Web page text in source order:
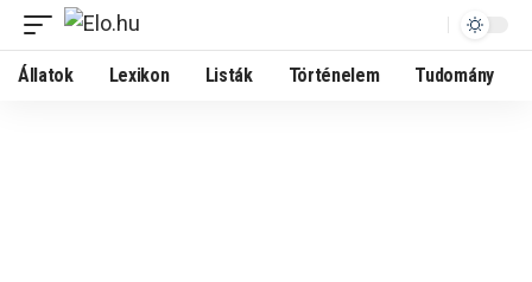
Állatok Lexikon Listák Történelem Tudomány